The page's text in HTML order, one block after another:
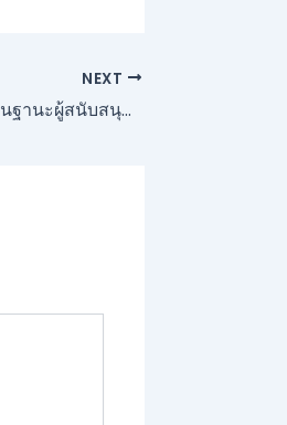
NEXT
GVD ทำการตลาดในฐานะผู้สนับสนุนระดับ Platinum เพื่อรับ “โปรแกรมพันธมิตร IB ที่ดีที่สุด”